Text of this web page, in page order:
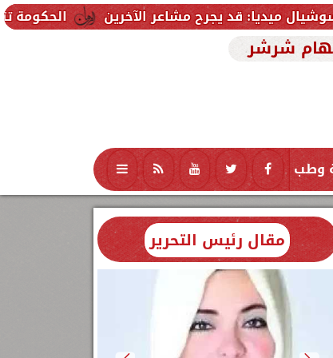
الحكومة تتلقى 229 ألف شكوى وطلب واستفسار خلال يوليو.. ومدبولي يوجه بسرعة الاستجابة للمواطنين مشاعر الآخرين
شرشر
وطب تكنولوجيا منوعات محافظات
مقال رئيس التحرير